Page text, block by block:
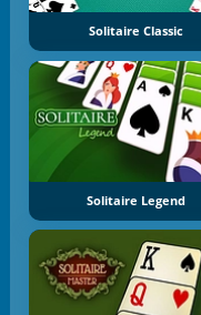
Solitaire Classic
Solitaire Legend